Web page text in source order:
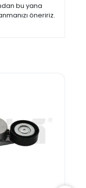
bu yana
öneririz.